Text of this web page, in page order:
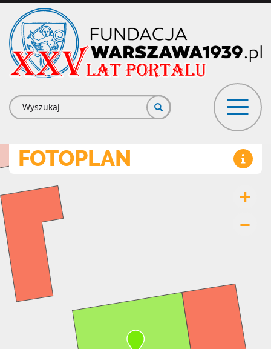
Przejdź
treści
Formularz
wyszukiwania
FOTOPLAN
+
–